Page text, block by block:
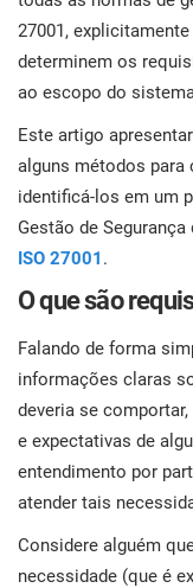
ISO 9001
ISO 14001
ISO 45001
EU MDR
ISO 20000
ISO 22301
ISO 17025
Manufatura
Transporte &
Educação
Telecomunicações
Bancária & financeira
Governo
Organizações de
Dispositivos médicos
27001,
determinem os
ao escopo do
Este artigo
alguns métodos para
identificá-los em um
Gestão de
ISO 27001 .
O que são
Falando de forma
informações claras
deveria se
e expectativas de
entendimento por
atender tais
Considere alguém
necessidade (que é